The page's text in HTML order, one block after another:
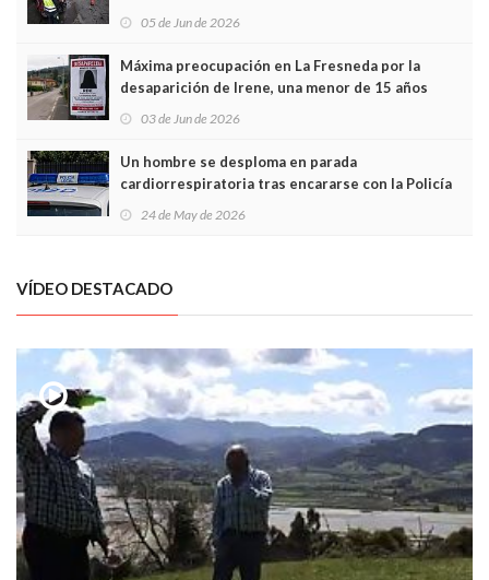
frontal
05 de Jun de 2026
Máxima preocupación en La Fresneda por la
desaparición de Irene, una menor de 15 años
03 de Jun de 2026
Un hombre se desploma en parada
cardiorrespiratoria tras encararse con la Policía
Local en Luanco
24 de May de 2026
VÍDEO DESTACADO